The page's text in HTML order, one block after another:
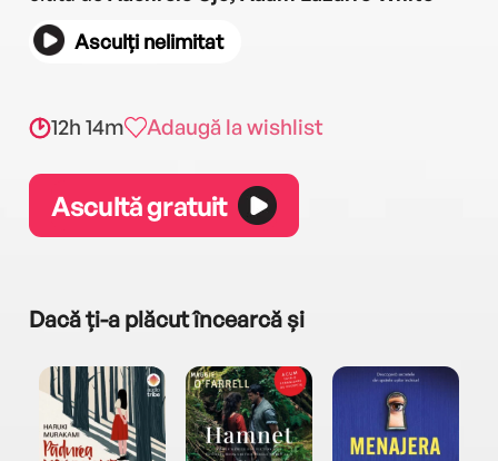
Asculți nelimitat
12h 14m Adaugă la wishlist
Ascultă gratuit
Dacă ți-a plăcut încearcă și